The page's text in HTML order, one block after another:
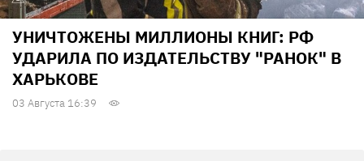
УНИЧТОЖЕНЫ МИЛЛИОНЫ КНИГ: РФ
УДАРИЛА ПО ИЗДАТЕЛЬСТВУ "РАНОК" В
ХАРЬКОВЕ
03 Августа 16:39